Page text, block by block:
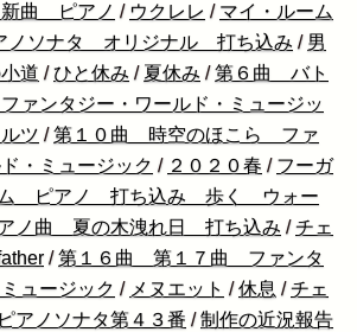
曲 ピアノ / ウクレレ / マイ・ルーム
ノソナタ オリジナル 打ち込み / 男
道 /ひと休み / 夏休み /第６曲 バト
ンタジー・ワールド・ミュージッ
ツ /第１０曲 時空のほこら ファ
・ミュージック / ２０２０春 / フーガ
ム ピアノ 打ち込み 歩く ウォー
ノ曲 夏の木洩れ日 打ち込み /チェ
/第１６曲 第１７曲 ファンタ
ュージック / メヌエット /休息 /チェ
ピアノソナタ第４３番 /制作の近況報告